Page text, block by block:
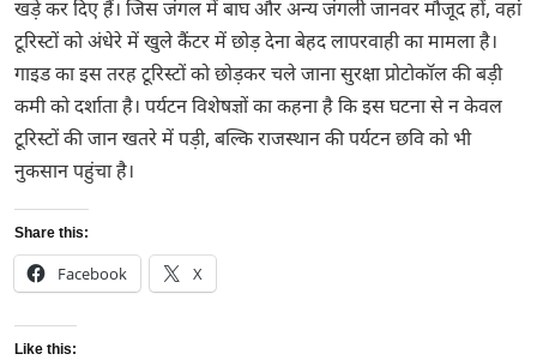
खड़े कर दिए हैं। जिस जंगल में बाघ और अन्य जंगली जानवर मौजूद हों, वहां
टूरिस्टों को अंधेरे में खुले कैंटर में छोड़ देना बेहद लापरवाही का मामला है।
गाइड का इस तरह टूरिस्टों को छोड़कर चले जाना सुरक्षा प्रोटोकॉल की बड़ी
कमी को दर्शाता है। पर्यटन विशेषज्ञों का कहना है कि इस घटना से न केवल
टूरिस्टों की जान खतरे में पड़ी, बल्कि राजस्थान की पर्यटन छवि को भी
नुकसान पहुंचा है।
Share this:
Facebook X
Like this: